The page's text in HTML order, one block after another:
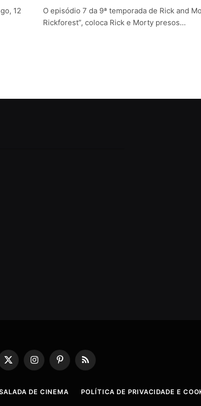
12
O episódio 7 da 9ª temporada de Rick and
Rickforest”, coloca Rick e Morty presos…
X
(Twitter)
InstagramPinterestRSS
DE CINEMA POLÍTICA DE PRIVACIDADE E